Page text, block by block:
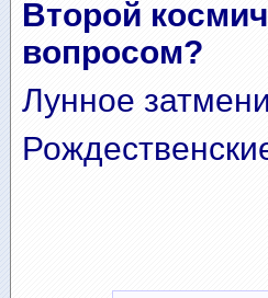
Второй
вопросом?
Лунное